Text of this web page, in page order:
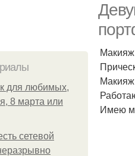
для любимых,
8 марта или
сетевой
Макияж
Имею